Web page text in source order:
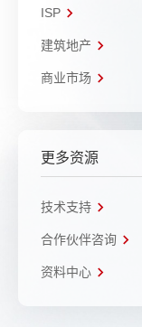
ISP
建筑地产
商业市场
更多资源
技术支持
合作伙伴咨询
资料中心